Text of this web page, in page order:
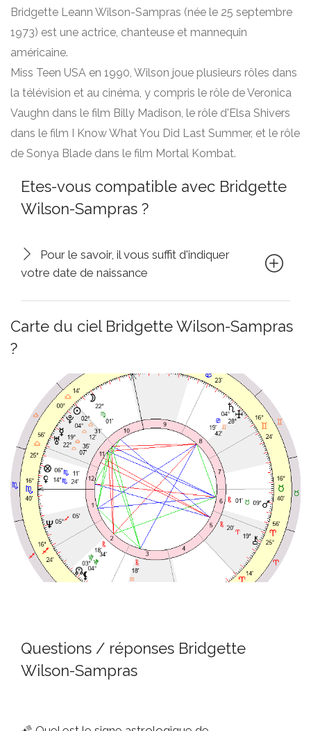
Bridgette Leann Wilson-Sampras (née le 25 septembre
1973) est une actrice, chanteuse et mannequin
américaine.
Miss Teen USA en 1990, Wilson joue plusieurs rôles dans
la télévision et au cinéma, y compris le rôle de Veronica
Vaughn dans le film Billy Madison, le rôle d'Elsa Shivers
dans le film I Know What You Did Last Summer, et le rôle
de Sonya Blade dans le film Mortal Kombat.
Etes-vous compatible avec Bridgette
Wilson-Sampras ?
Pour le savoir, il vous suffit d'indiquer
votre date de naissance
Carte du ciel Bridgette Wilson-Sampras
?
Questions / réponses Bridgette
Wilson-Sampras